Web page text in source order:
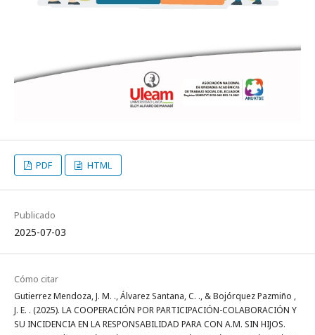
PDF HTML
Publicado
2025-07-03
Cómo citar
Gutierrez Mendoza, J. M. ., Álvarez Santana, C. ., & Bojórquez Pazmiño ,
J. E. . (2025). LA COOPERACIÓN POR PARTICIPACIÓN-COLABORACIÓN Y
SU INCIDENCIA EN LA RESPONSABILIDAD PARA CON A.M. SIN HIJOS.